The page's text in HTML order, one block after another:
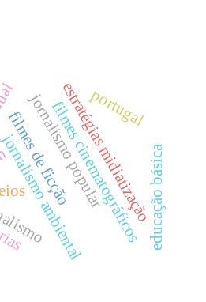
jornalismo popular
estratégias midiatização
ambiental
filmes de ficçãofilmes cinematográficoseducação básica
portugal